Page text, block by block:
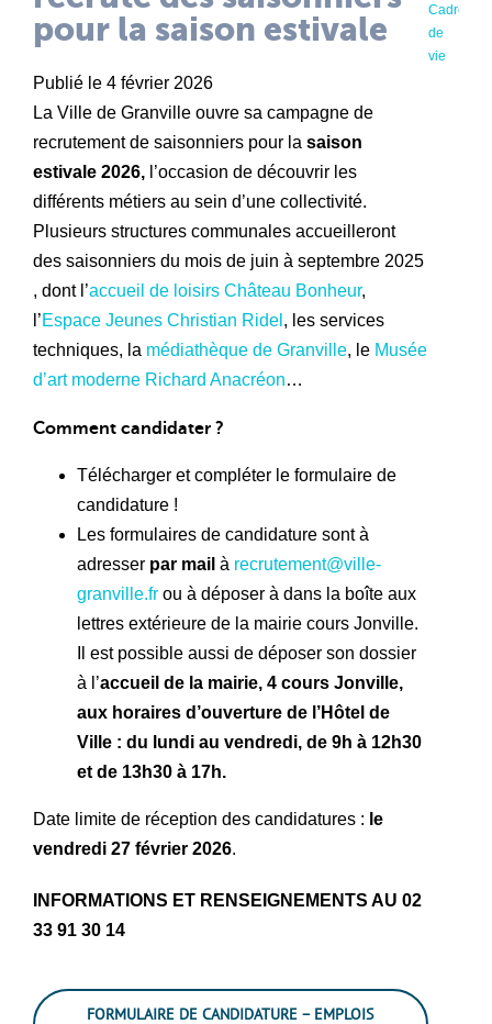
pour la saison estivale
Publié le 4 février 2026
La Ville de Granville ouvre sa campagne de
recrutement de saisonniers pour la saison
estivale 2026, l’occasion de découvrir les
différents métiers au sein d’une collectivité.
Plusieurs structures communales accueilleront
des saisonniers du mois de juin à septembre 2025
, dont l’accueil de loisirs Château Bonheur,
l’Espace Jeunes Christian Ridel , les services
techniques, la médiathèque de Granville, le Musée
d’art moderne Richard Anacréon…
Comment candidater ?
Télécharger et compléter le formulaire de
candidature !
Les formulaires de candidature sont à
adresser par mail à recrutement@ville-
granville.frou à déposer à dans la boîte aux
lettres extérieure de la mairie cours Jonville.
Il est possible aussi de déposer son dossier
à l’accueil de la mairie, 4 cours Jonville,
aux horaires d’ouverture de l’Hôtel de
Ville : du lundi au vendredi, de 9h à 12h30
et de 13h30 à 17h.
Date limite de réception des candidatures : le
vendredi 27 février 2026.
INFORMATIONS ET RENSEIGNEMENTS AU 02
33 91 30 14
FORMULAIRE DE CANDIDATURE – EMPLOIS
Cadre
de
vie